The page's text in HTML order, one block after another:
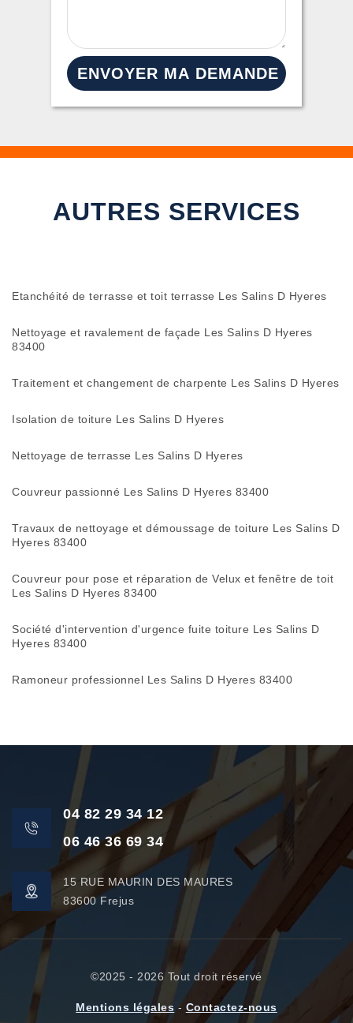
AUTRES SERVICES
Etanchéité de terrasse et toit terrasse Les Salins D Hyeres
Nettoyage et ravalement de façade Les Salins D Hyeres
83400
Traitement et changement de charpente Les Salins D Hyeres
Isolation de toiture Les Salins D Hyeres
Nettoyage de terrasse Les Salins D Hyeres
Couvreur passionné Les Salins D Hyeres 83400
Travaux de nettoyage et démoussage de toiture Les Salins D
Hyeres 83400
Couvreur pour pose et réparation de Velux et fenêtre de toit
Les Salins D Hyeres 83400
Société d'intervention d'urgence fuite toiture Les Salins D
Hyeres 83400
Ramoneur professionnel Les Salins D Hyeres 83400
04 82 29 34 12
06 46 36 69 34
15 RUE MAURIN DES MAURES
83600 Frejus
©2025 - 2026 Tout droit réservé
Mentions légales - Contactez-nous